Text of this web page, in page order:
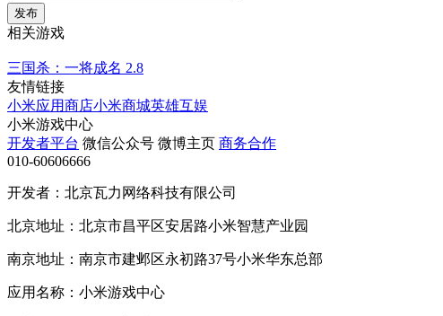
发布
相关游戏
三国杀：一将成名 2.8
友情链接
小米应用商店小米商城英雄互娱
小米游戏中心
开发者平台 微信公众号 微博主页 商务合作
010-60606666
开发者：北京瓦力网络科技有限公司
北京地址：北京市昌平区安居路小米智慧产业园
南京地址：南京市建邺区永初路37号小米华东总部
应用名称：小米游戏中心